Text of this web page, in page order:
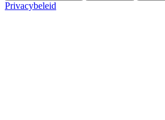
Privacybeleid